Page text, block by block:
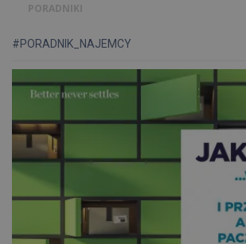
PORADNIKI
#PORADNIK_NAJEMCY